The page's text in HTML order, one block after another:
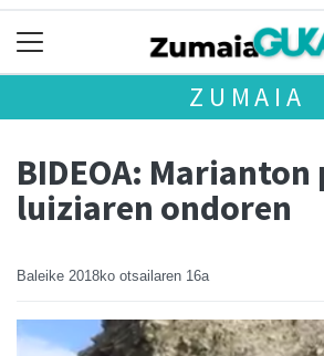
ZUMAIA
BIDEOA: Marianton
luiziaren ondoren
Baleike 2018ko otsailaren 16a